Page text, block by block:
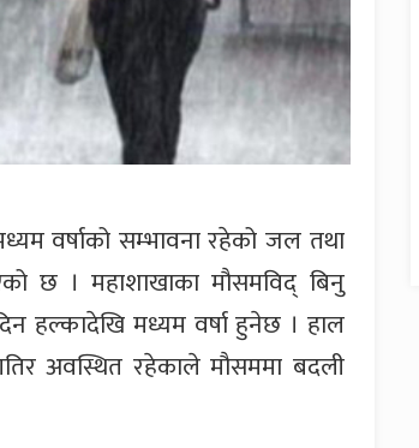
वर्षाको सम्भावना रहेको जल तथा
छ । महाशाखाका मौसमविद् बिनु
हल्कादेखि मध्यम वर्षा हुनेछ । हाल
अवस्थित रहेकाले मौसममा बदली